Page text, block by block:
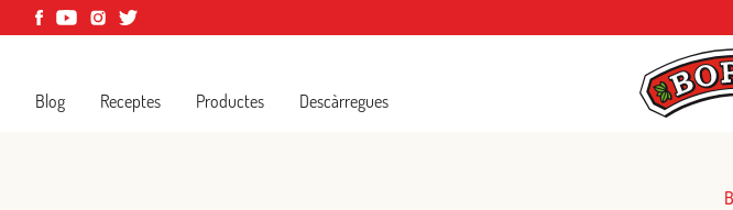
Blog Receptes Productes Descàrregues